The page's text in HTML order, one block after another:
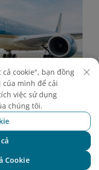
du khách trong hành
đầy thơ mộng
đặc trưng, với nhiều
Vì vậy, phương
cookie", bạn đồng
mình để cải
việc sử dụng
chúng tôi.
Cookie